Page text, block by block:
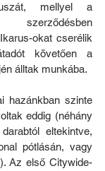
mellyel a
okat cserélik
követően a
álltak munkába.
hazánkban szinte
eddig (néhány
eltekintve,
pótlásán, vagy
Az első Citywide-